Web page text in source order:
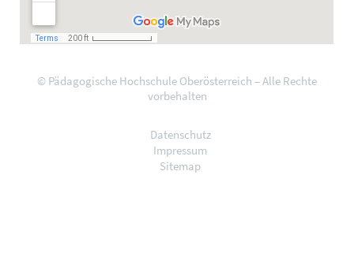
© Pädagogische Hochschule Oberösterreich – Alle Rechte
vorbehalten
Datenschutz
Impressum
Sitemap